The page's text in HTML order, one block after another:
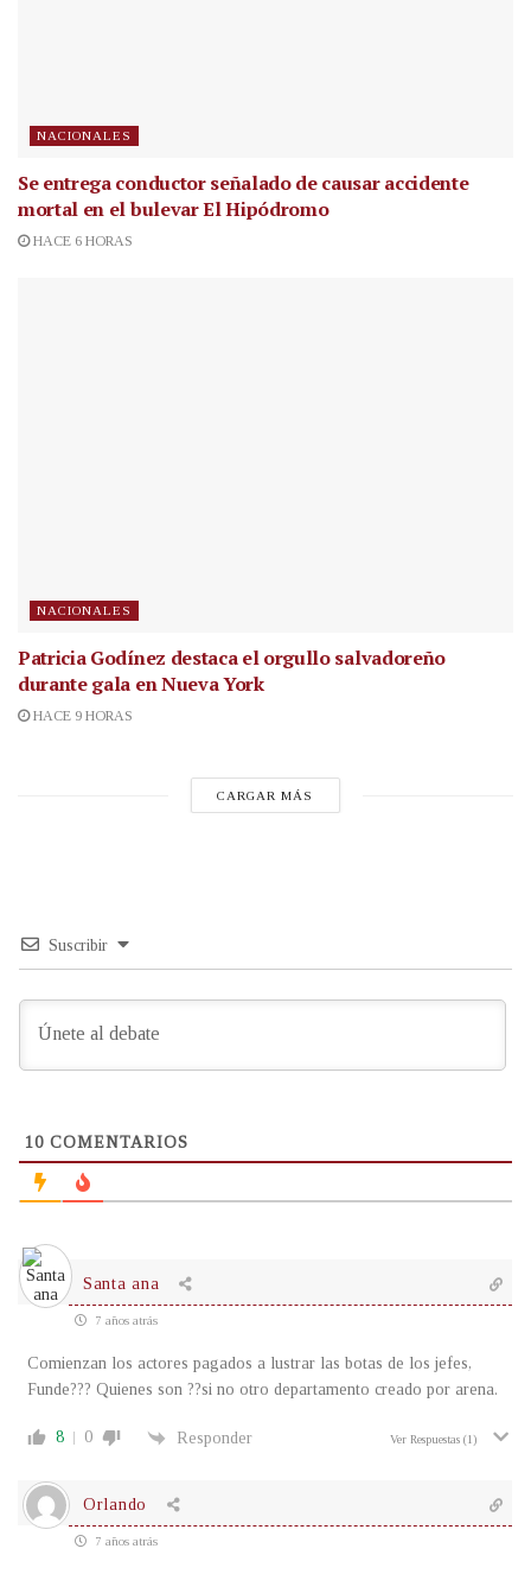
NACIONALES
Se entrega conductor señalado de causar accidente
mortal en el bulevar El Hipódromo
HACE 6 HORAS
NACIONALES
Patricia Godínez destaca el orgullo salvadoreño
durante gala en Nueva York
HACE 9 HORAS
CARGAR MÁS
Suscribir
10 COMENTARIOS
Santa ana
7 años atrás
Comienzan los actores pagados a lustrar las botas de los jefes,
Funde??? Quienes son ??si no otro departamento creado por arena.
8 0 Responder Ver Respuestas (1)
Orlando
7 años atrás